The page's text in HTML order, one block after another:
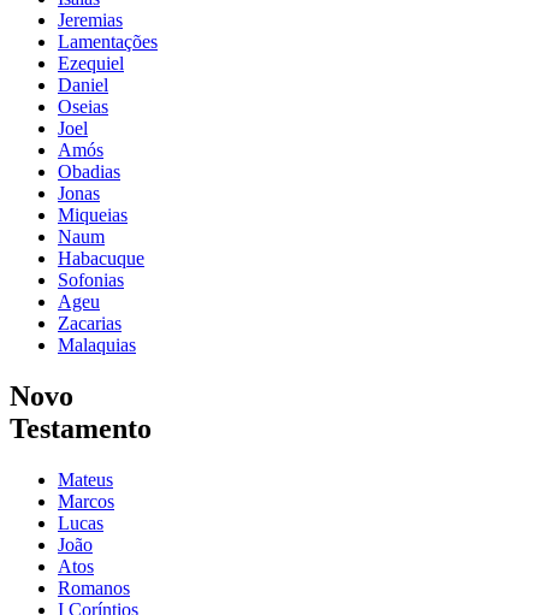
Jeremias
Lamentações
Ezequiel
Daniel
Oseias
Joel
Amós
Obadias
Jonas
Miqueias
Naum
Habacuque
Sofonias
Ageu
Zacarias
Malaquias
Novo
Testamento
Mateus
Marcos
Lucas
João
Atos
Romanos
I Coríntios